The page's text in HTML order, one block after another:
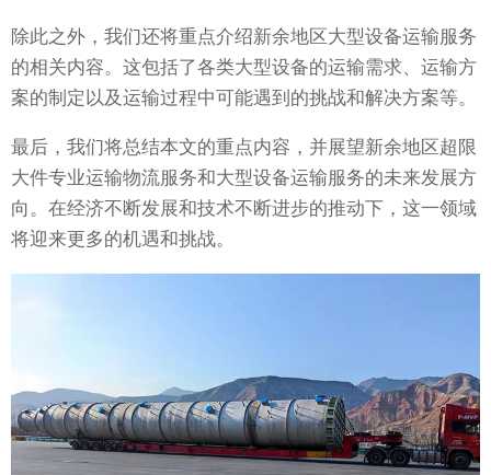
除此之外，我们还将重点介绍新余地区大型设备运输服务
的相关内容。这包括了各类大型设备的运输需求、运输方
案的制定以及运输过程中可能遇到的挑战和解决方案等。
最后，我们将总结本文的重点内容，并展望新余地区超限
大件专业运输物流服务和大型设备运输服务的未来发展方
向。在经济不断发展和技术不断进步的推动下，这一领域
将迎来更多的机遇和挑战。